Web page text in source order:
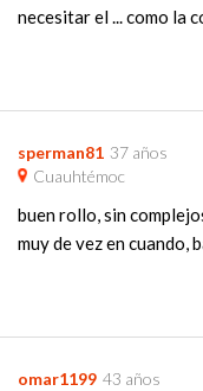
necesitar el ... como la
sperman81 37 años
Cuauhtémoc
buen rollo, sin
muy de vez en cuando,
omar1199 43 años